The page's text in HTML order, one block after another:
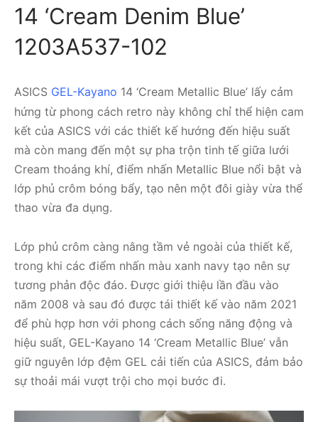
14 ‘Cream Denim Blue’
1203A537-102
ASICS GEL-Kayano 14 ‘Cream Metallic Blue’ lấy cảm
hứng từ phong cách retro này không chỉ thể hiện cam
kết của ASICS với các thiết kế hướng đến hiệu suất
mà còn mang đến một sự pha trộn tinh tế giữa lưới
Cream thoáng khí, điểm nhấn Metallic Blue nổi bật và
lớp phủ crôm bóng bẩy, tạo nên một đôi giày vừa thể
thao vừa đa dụng.
Lớp phủ crôm càng nâng tầm vẻ ngoài của thiết kế,
trong khi các điểm nhấn màu xanh navy tạo nên sự
tương phản độc đáo. Được giới thiệu lần đầu vào
năm 2008 và sau đó được tái thiết kế vào năm 2021
để phù hợp hơn với phong cách sống năng động và
hiệu suất, GEL-Kayano 14 ‘Cream Metallic Blue’ vẫn
giữ nguyên lớp đệm GEL cải tiến của ASICS, đảm bảo
sự thoải mái vượt trội cho mọi bước đi.